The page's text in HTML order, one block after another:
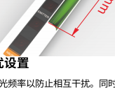
设置
频率以防止相互干扰。